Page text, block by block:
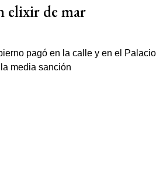
elixir de mar